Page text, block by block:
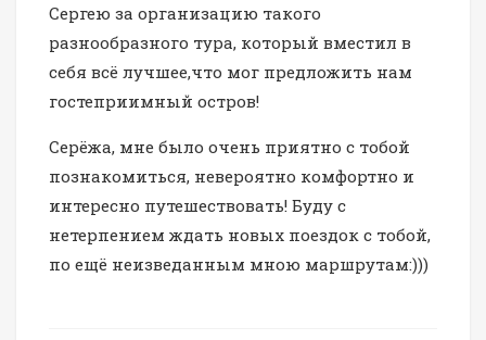
Сергею за организацию такого
разнообразного тура, который вместил в
себя всё лучшее,что мог предложить нам
гостеприимный остров!
Серёжа, мне было очень приятно с тобой
познакомиться, невероятно комфортно и
интересно путешествовать! Буду с
нетерпением ждать новых поездок с тобой,
по ещё неизведанным мною маршрутам:)))